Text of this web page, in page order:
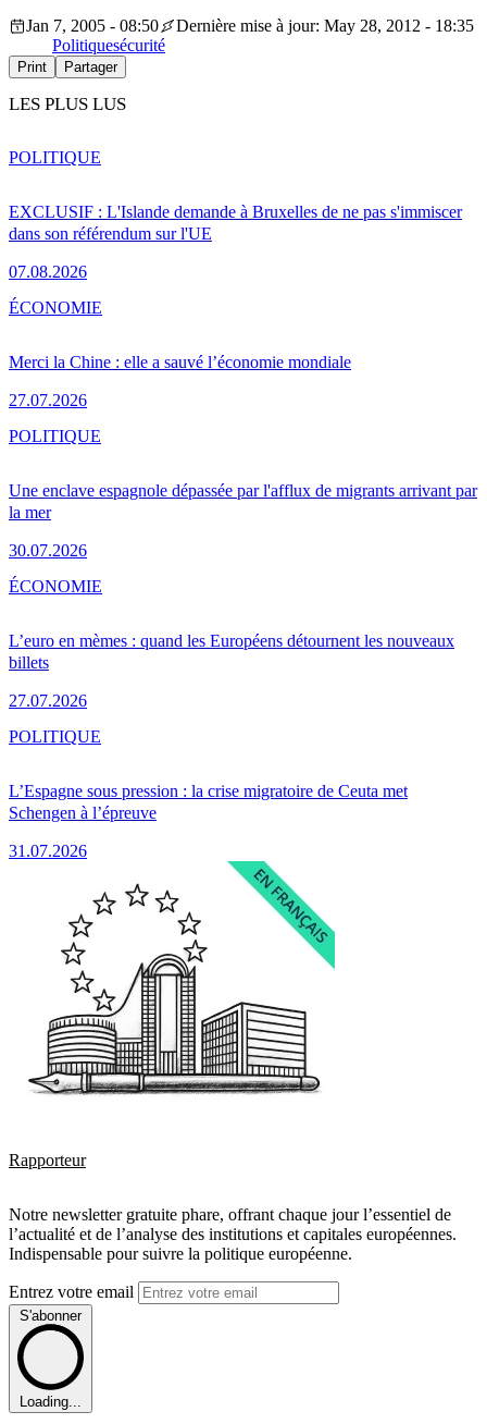
Jan 7, 2005 - 08:50
Dernière mise à jour: May 28, 2012 - 18:35
Politiquesécurité
Print Partager
LES PLUS LUS
EXCLUSIF : L'Islande demande à Bruxelles de ne pas s'immiscer
dans son référendum sur l'UE
07.08.2026
POLITIQUE
Merci la Chine : elle a sauvé l’économie mondiale
27.07.2026
ÉCONOMIE
Une enclave espagnole dépassée par l'afflux de migrants arrivant par
la mer
30.07.2026
POLITIQUE
L’euro en mèmes : quand les Européens détournent les nouveaux
billets
27.07.2026
ÉCONOMIE
L’Espagne sous pression : la crise migratoire de Ceuta met
Schengen à l’épreuve
31.07.2026
POLITIQUE
Rapporteur
Notre newsletter gratuite phare, offrant chaque jour l’essentiel de
l’actualité et de l’analyse des institutions et capitales européennes.
Indispensable pour suivre la politique européenne.
Entrez votre email
S'abonner
Loading...